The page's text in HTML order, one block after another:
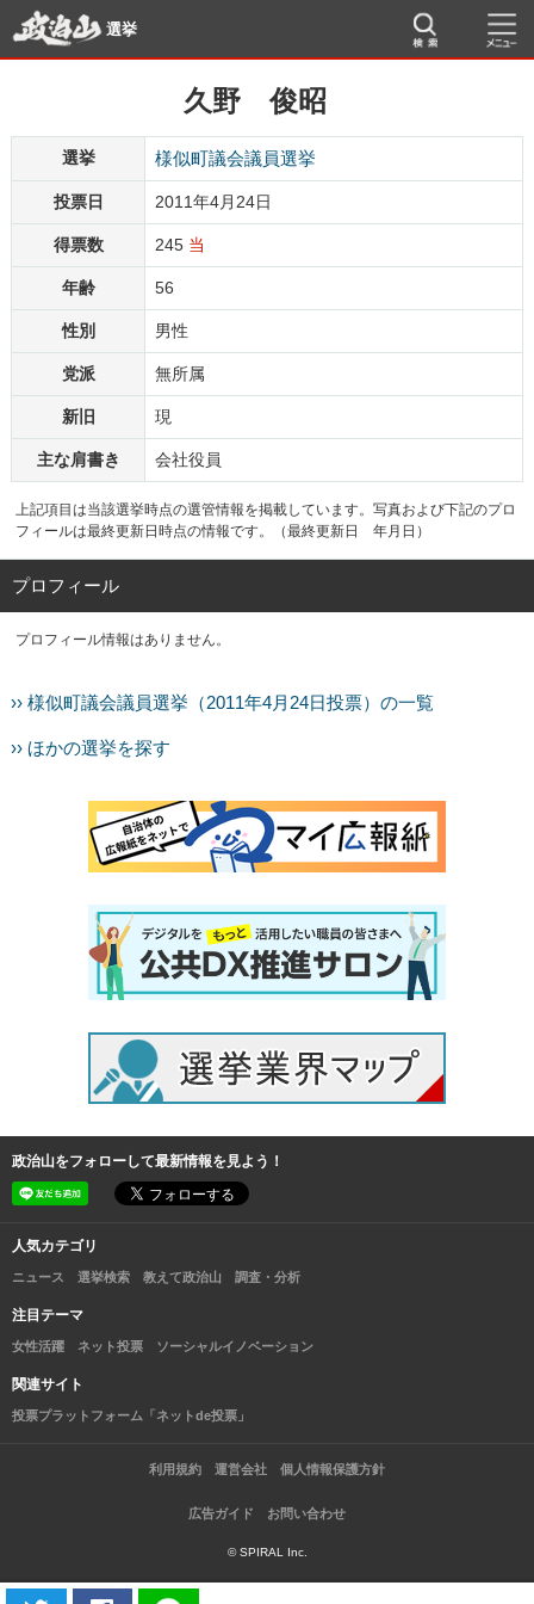
選挙
久野 俊昭
選挙 様似町議会議員選挙
投票日 2011年4月24日
得票数 245 当
年齢 56
性別 男性
党派 無所属
新旧 現
主な肩書き 会社役員
上記項目は当該選挙時点の選管情報を掲載しています。写真および下記のプロ
フィールは最終更新日時点の情報です。（最終更新日 年月日）
プロフィール
プロフィール情報はありません。
›› 様似町議会議員選挙（2011年4月24日投票）の一覧
›› ほかの選挙を探す
政治山をフォローして最新情報を見よう！
人気カテゴリ
ニュース 選挙検索 教えて政治山 調査・分析
注目テーマ
女性活躍 ネット投票 ソーシャルイノベーション
関連サイト
投票プラットフォーム「ネットde投票」
利用規約 運営会社 個人情報保護方針
広告ガイド お問い合わせ
© SPIRAL Inc.